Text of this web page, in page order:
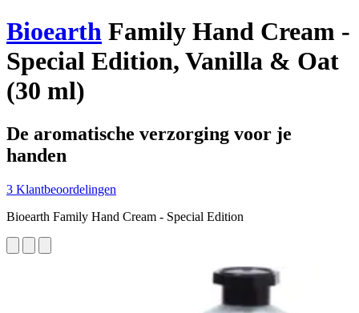
Bioearth Family Hand Cream -
Special Edition, Vanilla & Oat
(30 ml)
De aromatische verzorging voor je
handen
3 Klantbeoordelingen
Bioearth Family Hand Cream - Special Edition